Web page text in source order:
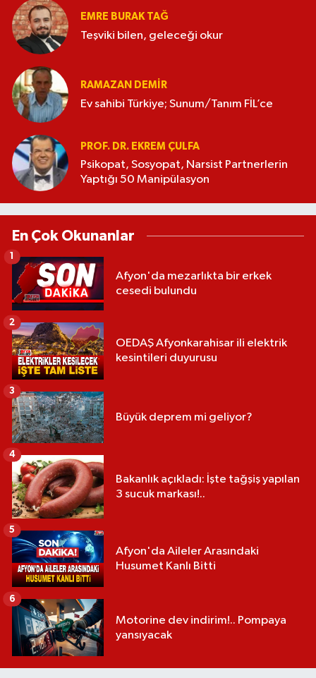
EMRE BURAK TAĞ
Teşviki bilen, geleceği okur
RAMAZAN DEMİR
Ev sahibi Türkiye; Sunum/Tanım FİL’ce
PROF. DR. EKREM ÇULFA
Psikopat, Sosyopat, Narsist Partnerlerin
Yaptığı 50 Manipülasyon
En Çok Okunanlar
Afyon'da mezarlıkta bir erkek
cesedi bulundu
1
OEDAŞ Afyonkarahisar ili elektrik
kesintileri duyurusu
2
Büyük deprem mi geliyor?
3
Bakanlık açıkladı: İşte tağşiş yapılan
3 sucuk markası!..
4
Afyon'da Aileler Arasındaki
Husumet Kanlı Bitti
5
Motorine dev indirim!.. Pompaya
yansıyacak
6